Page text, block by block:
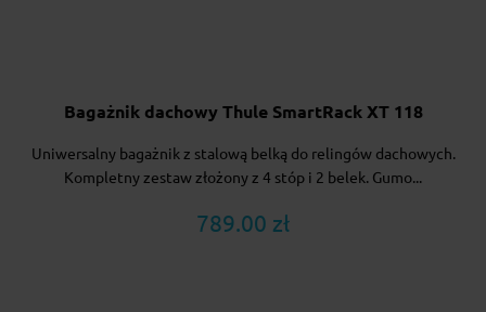
Bagażnik dachowy Thule SmartRack XT 118
Uniwersalny bagażnik z stalową belką do relingów dachowych.
Kompletny zestaw złożony z 4 stóp i 2 belek. Gumo...
789.00 zł